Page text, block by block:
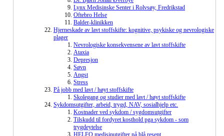
Lynx Medisinske Senter i Rolvsøy, Fredrikstad
Oftebro Helse
Balder-klinikken
Hjerneskade av lavt stoffskifte: kognitive, psykiske og nevrologiske
plager
Nevrologiske konsekvensene av lavt stoffskifte
Ataxia
Depresjon
Søvn
Angst
Stress
På jobb med lavt / høyt stoffskifte
Skolegang og studier med lavt / høyt stoffskifte
Sykdomsutgifter, arbeid, trygd, NAV, sosialhjelp etc.
Kostnader ved sykdom / sygdomsutgifter
Tilskudd til fordyret kosthold pga sykdom - som
trygdeytelse
HELFO medisinutgifter på blå resept